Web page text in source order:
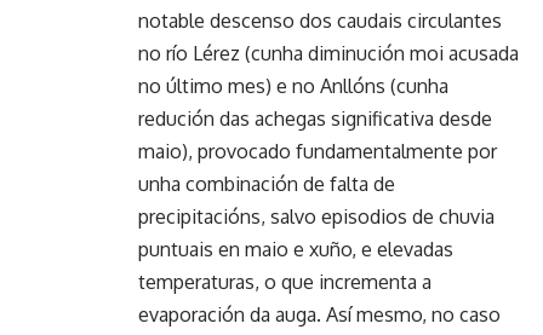
notable descenso dos caudais circulantes
no río Lérez (cunha diminución moi acusada
no último mes) e no Anllóns (cunha
redución das achegas significativa desde
maio), provocado fundamentalmente por
unha combinación de falta de
precipitacións, salvo episodios de chuvia
puntuais en maio e xuño, e elevadas
temperaturas, o que incrementa a
evaporación da auga. Así mesmo, no caso